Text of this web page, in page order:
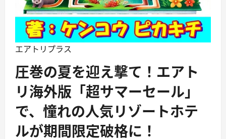
エアトリプラス
圧巻の夏を迎え撃て！エアト
リ海外版「超サマーセール」
で、憧れの人気リゾートホテ
ルが期間限定破格に！